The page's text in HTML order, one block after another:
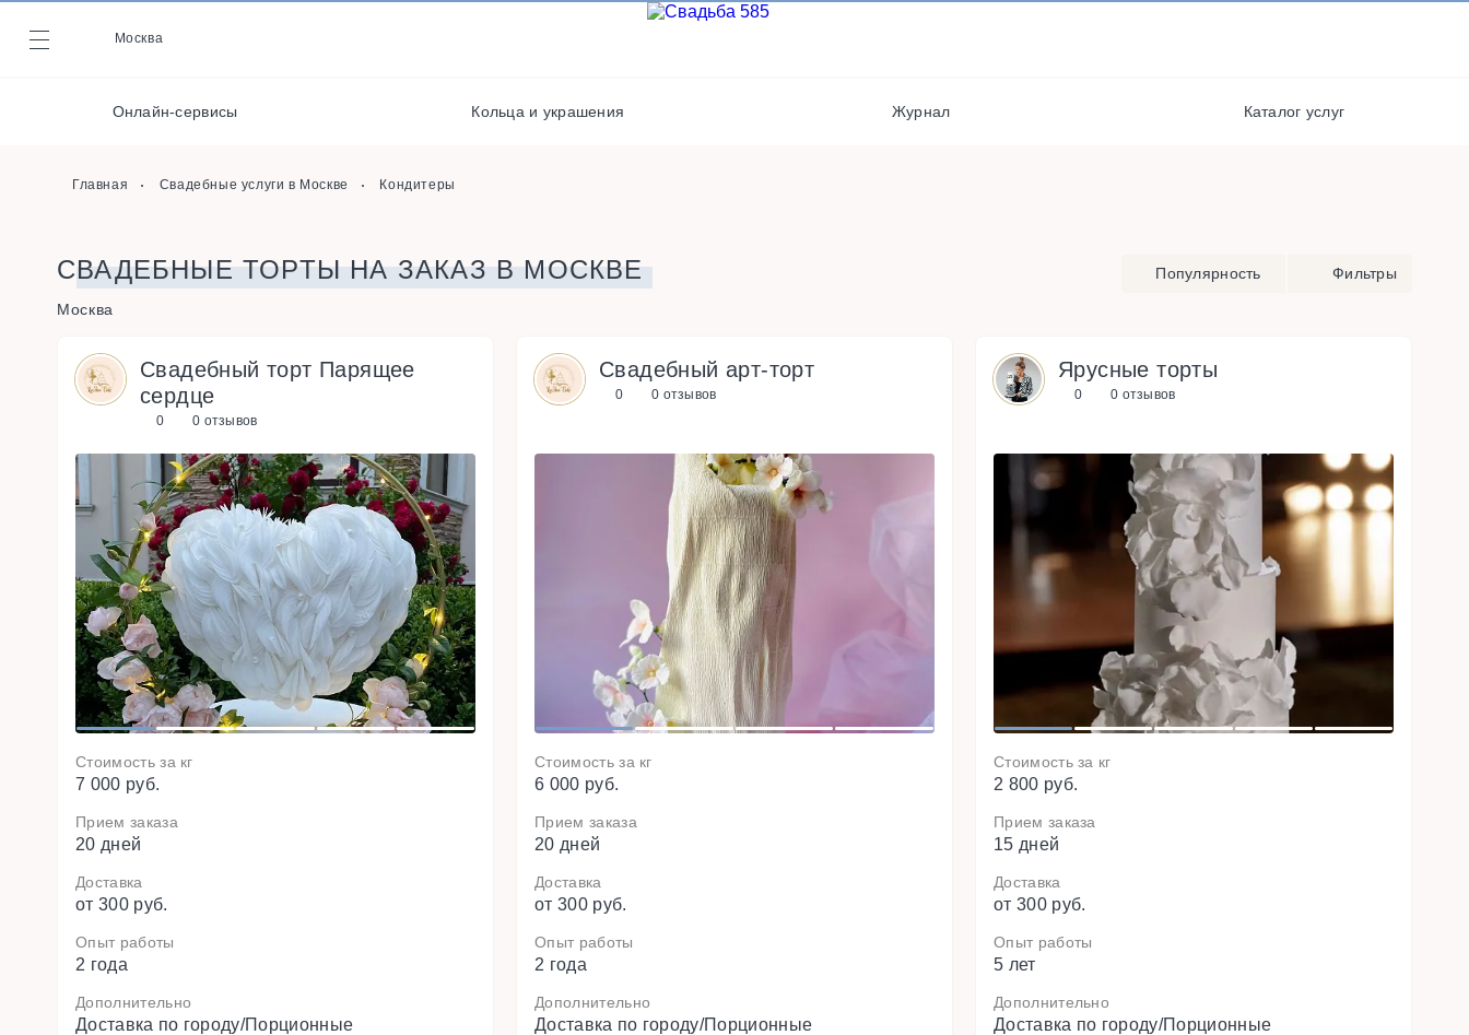
Москва
Онлайн-сервисы Кольца и украшения Журнал Каталог услуг
Журнал
Онлайн-сервисы
Выездная регистрация
Главная Свадебные услуги в Москве Кондитеры
СВАДЕБНЫЕ ТОРТЫ НА ЗАКАЗ В МОСКВЕ
Москва
Популярность Фильтры
Свадебный торт Парящее
сердце
0 0 отзывов
1 2 3 4 5
Стоимость за кг
7 000 руб.
Прием заказа
20 дней
Доставка
от 300 руб.
Опыт работы
2 года
Дополнительно
Доставка по городу/Порционные
Свадебный арт-торт
0 0 отзывов
P
r
e
v
i
o
u
s
e
t
1 2 3 4
Стоимость за кг
6 000 руб.
Прием заказа
20 дней
Доставка
от 300 руб.
Опыт работы
2 года
Дополнительно
Доставка по городу/Порционные
Ярусные торты
0 0 отзывов
1 2 3 4 5
Стоимость за кг
2 800 руб.
Прием заказа
15 дней
Доставка
от 300 руб.
Опыт работы
5 лет
Дополнительно
Доставка по городу/Порционные